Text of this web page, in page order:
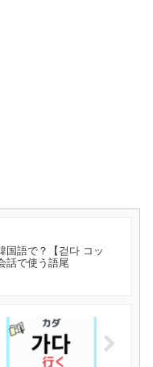
国語で？【걷다 コッ
話で使う語尾